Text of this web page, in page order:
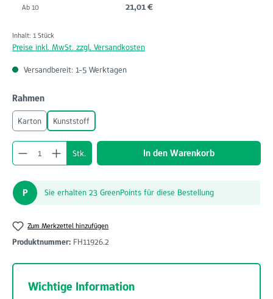
Ab10 21,01 €
Inhalt: 1 Stück
Preise inkl. MwSt. zzgl. Versandkosten
Versandbereit: 1-5 Werktagen
Rahmenauswählen
Karton Kunststoff
Produkt Anzahl: Gib den gewünschten Wert
Stk. In den Warenkorb
P Sie erhalten 23 GreenPoints für diese Bestellung
Zum Merkzettel hinzufügen
Produktnummer: FH11926.2
Wichtige Information